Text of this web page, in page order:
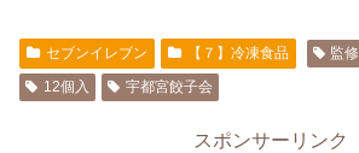
セブンイレブン 【７】冷凍食品 監修
12個入
宇都宮餃子会
スポンサーリンク